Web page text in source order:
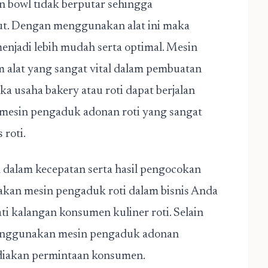
bowl tidak berputar sehingga
Dengan menggunakan alat ini maka
lebih mudah serta optimal. Mesin
yang sangat vital dalam pembuatan
usaha bakery atau roti dapat berjalan
pengaduk adonan roti yang sangat
roti.
kecepatan serta hasil pengocokan
mesin pengaduk roti dalam bisnis Anda
kalangan konsumen kuliner roti. Selain
mesin pengaduk adonan
permintaan konsumen.